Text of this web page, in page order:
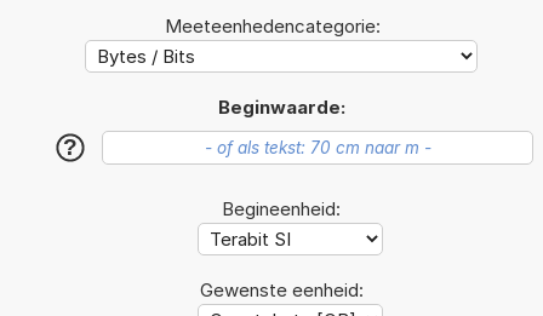
Meeteenhedencategorie:
Beginwaarde:
?
Begineenheid:
Gewenste eenheid: